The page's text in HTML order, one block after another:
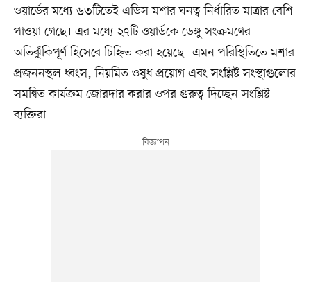
ওয়ার্ডের মধ্যে ৬৩টিতেই এডিস মশার ঘনত্ব নির্ধারিত মাত্রার বেশি
পাওয়া গেছে। এর মধ্যে ২৭টি ওয়ার্ডকে ডেঙ্গু সংক্রমণের
অতিঝুঁকিপূর্ণ হিসেবে চিহ্নিত করা হয়েছে। এমন পরিস্থিতিতে মশার
প্রজননস্থল ধ্বংস, নিয়মিত ওষুধ প্রয়োগ এবং সংশ্লিষ্ট সংস্থাগুলোর
সমন্বিত কার্যক্রম জোরদার করার ওপর গুরুত্ব দিচ্ছেন সংশ্লিষ্ট
ব্যক্তিরা।